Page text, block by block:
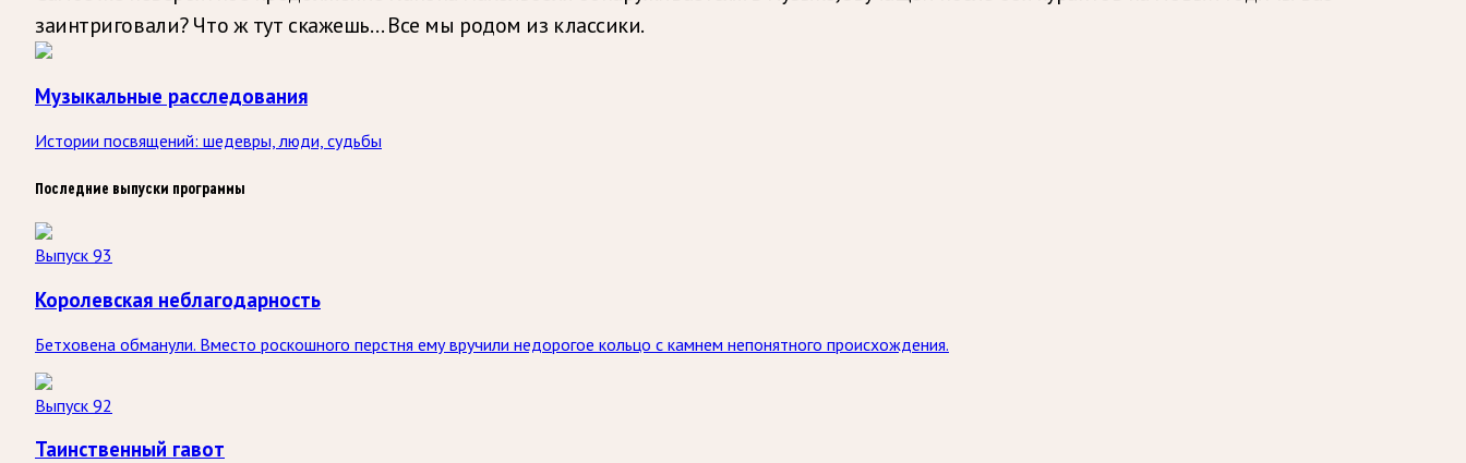
заинтриговали? Что ж тут скажешь… Все мы родом из классики.
Музыкальные расследования
Истории посвящений: шедевры, люди, судьбы
Последние выпуски программы
Выпуск 93
Королевская неблагодарность
Бетховена обманули. Вместо роскошного перстня ему вручили недорогое кольцо с камнем непонятного происхождения.
Выпуск 92
Таинственный гавот